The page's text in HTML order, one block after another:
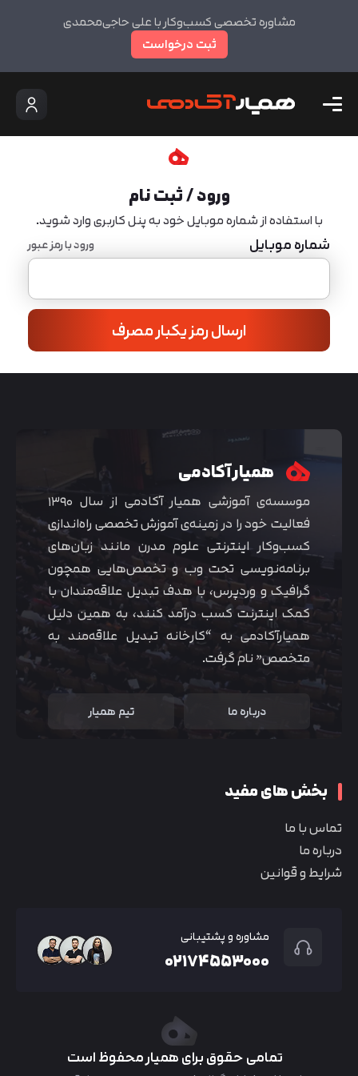
مشاوره تخصصی کسب‌وکار با علی حاجی‌محمدی
ثبت درخواست
ورود / ثبت نام
با استفاده از شماره موبایل خود به پنل کاربری وارد شوید.
شماره موبایل ورود با رمز عبور
ارسال رمز یکبار مصرف
همیار آکادمی
موسسه‌ی آموزشی همیار آکادمی از سال ۱۳۹۰
فعالیت خود را در زمینه‌ی آموزش تخصصی راه‌اندازی
کسب‌و‌کار اینترنتی علوم مدرن مانند زبان‌های
برنامه‌نویسی تحت وب و تخصص‌هایی همچون
گرافیک و وردپرس، با هدف تبدیل علاقه‌مندان با
کمک اینترنت کسب درآمد کنند، به همین دلیل
همیارآکادمی به “کارخانه تبدیل علاقه‌مند به
متخصص” نام گرفت.
درباره ما تیم همیار
بخش های مفید
تماس با ما
درباره ما
شرایط و قوانین
مشاوره و پشتیبانی
۰۲۱۷۴۵۵۳۰۰۰
تمامی حقوق برای همیار محفوظ است
متوجه شدم